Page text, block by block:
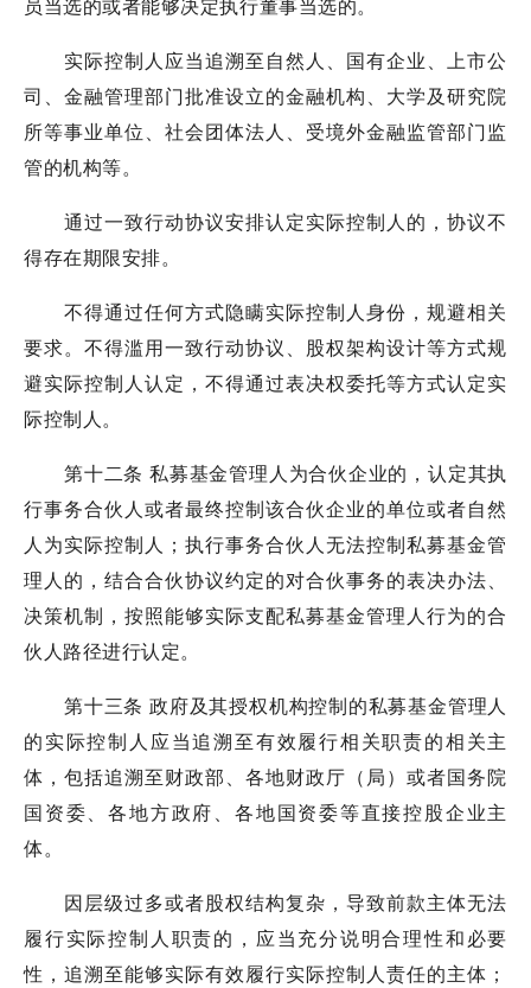
员当选的或者能够决定执行董事当选的。
实际控制人应当追溯至自然人、国有企业、上市公
司、金融管理部门批准设立的金融机构、大学及研究院
所等事业单位、社会团体法人、受境外金融监管部门监
管的机构等。
通过一致行动协议安排认定实际控制人的，协议不
得存在期限安排。
不得通过任何方式隐瞒实际控制人身份，规避相关
要求。不得滥用一致行动协议、股权架构设计等方式规
避实际控制人认定，不得通过表决权委托等方式认定实
际控制人。
第十二条 私募基金管理人为合伙企业的，认定其执
行事务合伙人或者最终控制该合伙企业的单位或者自然
人为实际控制人；执行事务合伙人无法控制私募基金管
理人的，结合合伙协议约定的对合伙事务的表决办法、
决策机制，按照能够实际支配私募基金管理人行为的合
伙人路径进行认定。
第十三条 政府及其授权机构控制的私募基金管理人
的实际控制人应当追溯至有效履行相关职责的相关主
体，包括追溯至财政部、各地财政厅（局）或者国务院
国资委、各地方政府、各地国资委等直接控股企业主
体。
因层级过多或者股权结构复杂，导致前款主体无法
履行实际控制人职责的，应当充分说明合理性和必要
性，追溯至能够实际有效履行实际控制人责任的主体；